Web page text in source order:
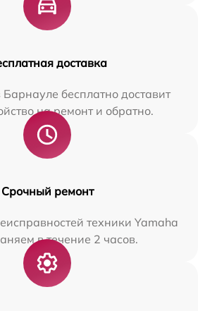
доставка
бесплатно доставит
на ремонт и обратно.
Срочный ремонт
техники Yamaha
в течение 2 часов.